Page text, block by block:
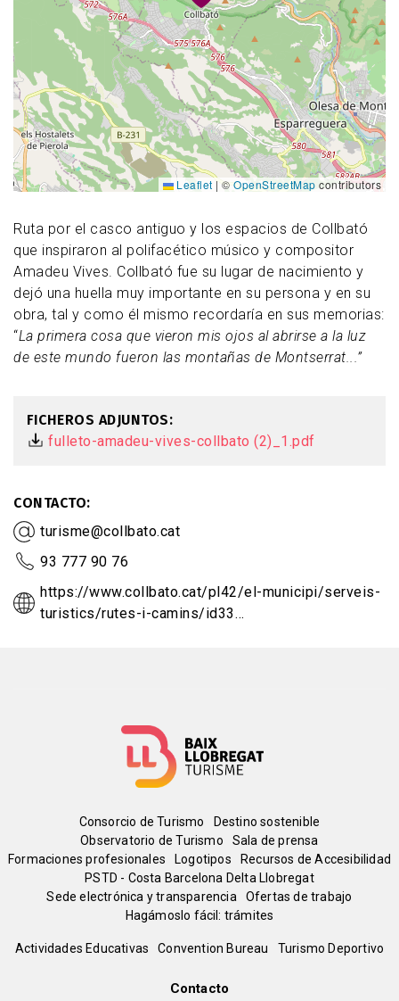
Ruta por el casco antiguo y los espacios de Collbató
que inspiraron al polifacético músico y compositor
Amadeu Vives. Collbató fue su lugar de nacimiento y
dejó una huella muy importante en su persona y en su
obra, tal y como él mismo recordaría en sus memorias:
“La primera cosa que vieron mis ojos al abrirse a la luz
de este mundo fueron las montañas de Montserrat...”
FICHEROS ADJUNTOS
fulleto-amadeu-vives-collbato (2)_1.pdf
CONTACTO
turisme@collbato.cat
93 777 90 76
https://www.collbato.cat/pl42/el-municipi/serveis-
turistics/rutes-i-camins/id33…
Leaflet | © OpenStreetMap contributors
Menú
del
pie
Consorcio de Turismo
Destino sostenible
Observatorio de Turismo
Sala de prensa
Formaciones profesionales
Logotipos
Recursos de Accesibilidad
PSTD - Costa Barcelona Delta Llobregat
Sede electrónica y transparencia
Ofertas de trabajo
Hagámoslo fácil: trámites
Peu
Actividades Educativas Convention Bureau Turismo Deportivo
Contacto